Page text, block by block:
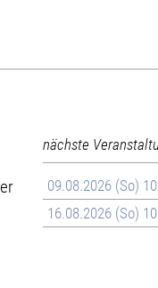
nächste
09.08.2026 (So)
16.08.2026 (So)